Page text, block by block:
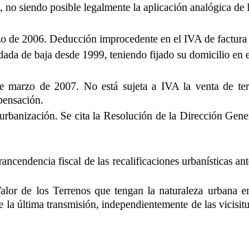
siendo posible legalmente la aplicación analógica de
2006. Deducción improcedente en el IVA de
de baja desde 1999, teniendo fijado su domicilio en
de 2007. No está sujeta a IVA la venta de
Se cita la Resolución de la Dirección
fiscal de las recalificaciones urbanísticas
de los Terrenos que tengan la naturaleza urbana
última transmisión, independientemente de las